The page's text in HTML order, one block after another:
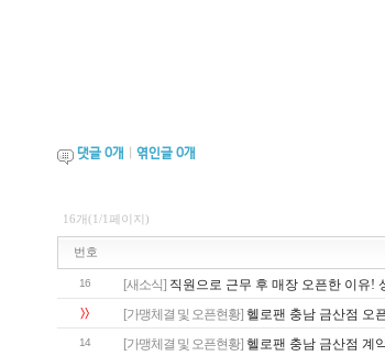
댓글 0개 엮인글 0개
16개(1/1페이지)
번호
16 [새소식] 직원으로 근무 후 매장 오픈한 이유!
>> [가맹체결 및 오픈현황] 헬로팬 충남 금산점 오
14 [가맹체결 및 오픈현황] 헬로팬 충남 금산점 계